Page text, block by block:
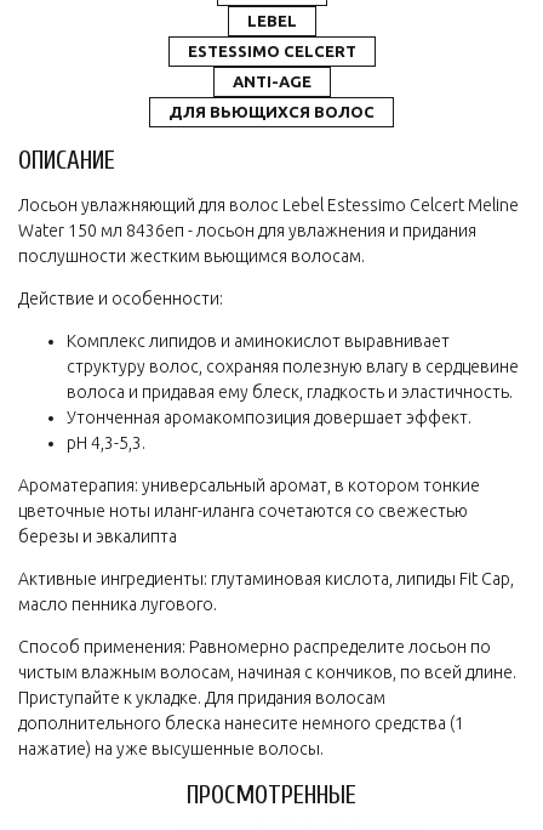
LEBEL
ESTESSIMO CELCERT
ANTI-AGE
ДЛЯ ВЬЮЩИХСЯ ВОЛОС
ОПИСАНИЕ
Лосьон увлажняющий для волос Lebel Estessimo Celcert Meline
Water 150 мл 8436еп - лосьон для увлажнения и придания
послушности жестким вьющимся волосам.
Действие и особенности:
Комплекс липидов и аминокислот выравнивает
структуру волос, сохраняя полезную влагу в сердцевине
волоса и придавая ему блеск, гладкость и эластичность.
Утонченная аромакомпозиция довершает эффект.
рН 4,3-5,3.
Ароматерапия: универсальный аромат, в котором тонкие
цветочные ноты иланг-иланга сочетаются со свежестью
березы и эвкалипта
Активные ингредиенты: глутаминовая кислота, липиды Fit Сap,
масло пенника лугового.
Способ применения: Равномерно распределите лосьон по
чистым влажным волосам, начиная с кончиков, по всей длине.
Приступайте к укладке. Для придания волосам
дополнительного блеска нанесите немного средства (1
нажатие) на уже высушенные волосы.
ПРОСМОТРЕННЫЕ